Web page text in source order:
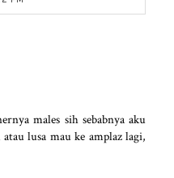
males sih sebabnya aku
lusa mau ke amplaz lagi,